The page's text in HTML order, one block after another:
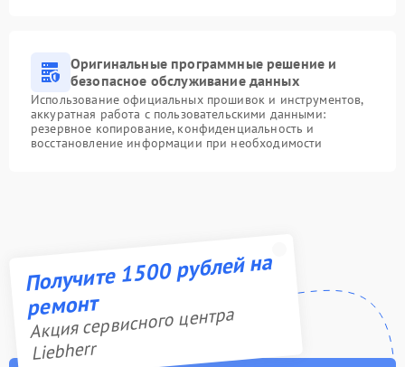
Оригинальные программные решение и
безопасное обслуживание данных
Использование официальных прошивок и инструментов,
аккуратная работа с пользовательскими данными:
резервное копирование, конфиденциальность и
восстановление информации при необходимости
Получите 1500 рублей на
ремонт
Акция сервисного центра
Liebherr